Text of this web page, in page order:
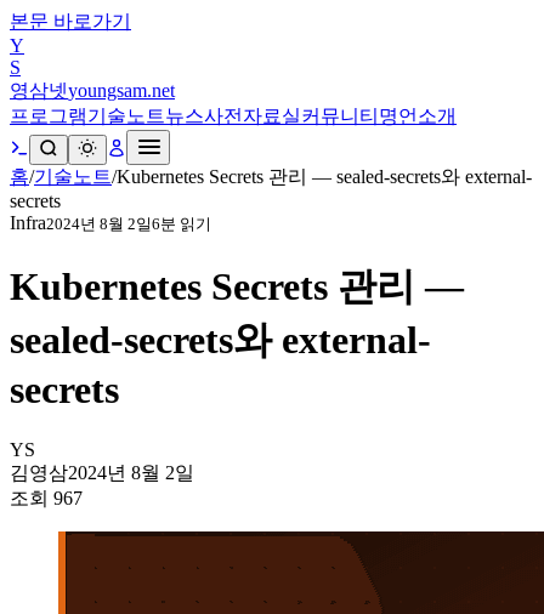
본문 바로가기
Y
S
영삼넷youngsam.net
프로그램기술노트뉴스사전 자료실커뮤니티 명언 소개
홈/기술노트/Kubernetes Secrets 관리 — sealed-secrets와 external-
secrets
Infra2024년 8월 2일6분 읽기
Kubernetes Secrets 관리 —
sealed-secrets와 external-
secrets
YS
김영삼2024년 8월 2일
조회 967